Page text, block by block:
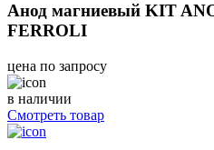
Анод магниевый KIT
FERROLI
цена по запросу
в наличии
Смотреть товар